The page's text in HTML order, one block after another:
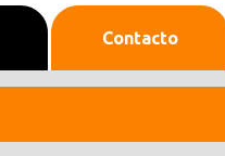
Contacto